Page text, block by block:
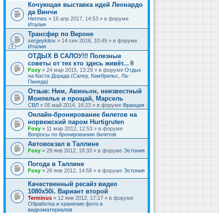
Кочующая выставка идей Леонардо
да Винчи
Hermes » 16 апр 2017, 14:53 » в форуме
Италия
Трансфер по Вероне
sergeykitov » 14 сен 2016, 10:45 » в форуме
Италия
ОТДЫХ В САЛОУ!!! Полезные
советы от тех кто здесь живёт...
В
л
ж
е
и
я
Foxy » 24 мар 2015, 13:29 » в форуме Отдых
на Коста-Дорада (Салоу, Камбрильс, Ла-
Пинеда)
Отзыв: Ним, Авиньон, неизвестный
Монпелье и прощай, Марсель
СВЛ » 05 май 2014, 16:23 » в форуме Франция
Онлайн-бронирование билетов на
норвежский паром Hurtigruten
Foxy » 11 мар 2012, 12:53 » в форуме
Вопросы по бронированию билетов
Автовокзал в Таллине
Foxy » 29 янв 2012, 18:33 » в форуме Эстония
Погода в Таллине
Foxy » 26 янв 2012, 14:58 » в форуме Эстония
Качественный ресайз видео
1080x50i. Вариант второй
Terminus » 12 янв 2012, 17:17 » в форуме
Обработка и хранение фото и
видеоматериалов